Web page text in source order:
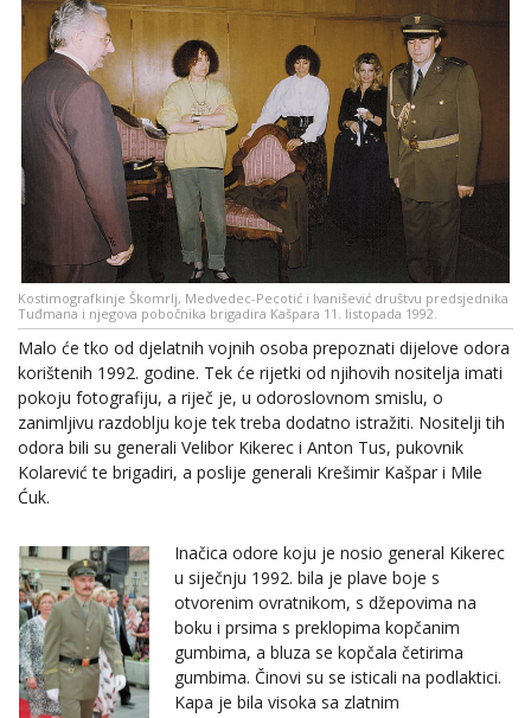
Kostimografkinje Škomrlj, Medvedec-Pecotić i Ivanišević društvu predsjednika
Tuđmana i njegova pobočnika brigadira Kašpara 11. listopada 1992.
Malo će tko od djelatnih vojnih osoba prepoznati dijelove odora
korištenih 1992. godine. Tek će rijetki od njihovih nositelja imati
pokoju fotografiju, a riječ je, u odoroslovnom smislu, o
zanimljivu razdoblju koje tek treba dodatno istražiti. Nositelji tih
odora bili su generali Velibor Kikerec i Anton Tus, pukovnik
Kolarević te brigadiri, a poslije generali Krešimir Kašpar i Mile
Ćuk.
Inačica odore koju je nosio general Kikerec
u siječnju 1992. bila je plave boje s
otvorenim ovratnikom, s džepovima na
boku i prsima s preklopima kopčanim
gumbima, a bluza se kopčala četirima
gumbima. Činovi su se isticali na podlaktici.
Kapa je bila visoka sa zlatnim